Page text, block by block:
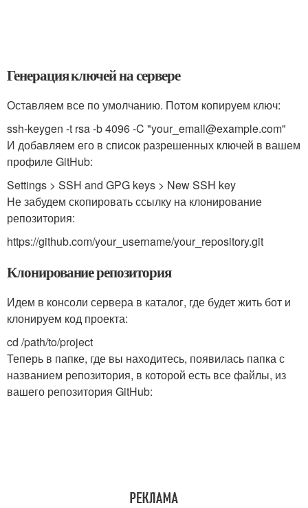
Генерация ключей на сервере
Оставляем все по умолчанию. Потом копируем ключ:
ssh-keygen -t rsa -b 4096 -C "your_email@example.com"
И добавляем его в список разрешенных ключей в вашем
профиле GitHub:
Settings > SSH and GPG keys > New SSH key
Не забудем скопировать ссылку на клонирование
репозитория:
https://github.com/your_username/your_repository.git
Клонирование репозитория
Идем в консоли сервера в каталог, где будет жить бот и
клонируем код проекта:
cd /path/to/project
Теперь в папке, где вы находитесь, появилась папка с
названием репозитория, в которой есть все файлы, из
вашего репозитория GitHub: